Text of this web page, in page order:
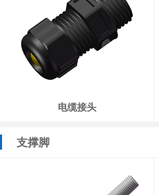
电缆接头
支撑脚